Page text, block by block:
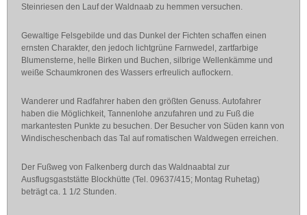
Steinriesen den Lauf der Waldnaab zu hemmen versuchen.
Gewaltige Felsgebilde und das Dunkel der Fichten schaffen einen
ernsten Charakter, den jedoch lichtgrüne Farnwedel, zartfarbige
Blumensterne, helle Birken und Buchen, silbrige Wellenkämme und
weiße Schaumkronen des Wassers erfreulich auflockern.
Wanderer und Radfahrer haben den größten Genuss. Autofahrer
haben die Möglichkeit, Tannenlohe anzufahren und zu Fuß die
markantesten Punkte zu besuchen. Der Besucher von Süden kann von
Windischeschenbach das Tal auf romatischen Waldwegen erreichen.
Der Fußweg von Falkenberg durch das Waldnaabtal zur
Ausflugsgaststätte Blockhütte (Tel. 09637/415; Montag Ruhetag)
beträgt ca. 1 1/2 Stunden.